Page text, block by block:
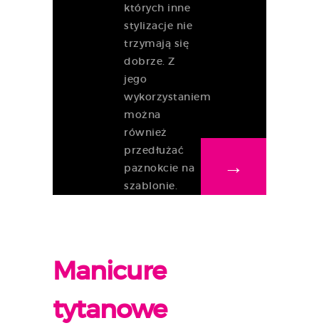
których inne
stylizacje nie
trzymają się
dobrze. Z
jego
wykorzystaniem
można
również
przedłużać
paznokcie na
szablonie.
→
Manicure
tytanowe